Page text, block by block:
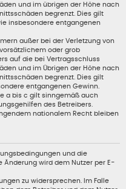
und im übrigen der Höhe nach
begrenzt. Dies gilt
insbesondere entgangenen
außer bei der Verletzung von
oder grob
auf die bei Vertragsschluss
und im Übrigen der Höhe nach
begrenzt. Dies gilt
entgangenen Gewinn.
a bis c gilt sinngemäß auch
des Betreibers.
nationalem Recht bleiben
und die
Änderung wird dem Nutzer per E-
zu widersprechen. Im Falle